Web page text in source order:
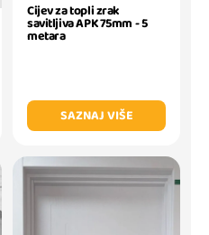
Cijev za topli zrak
savitljiva APK 75mm - 5
metara
SAZNAJ VIŠE